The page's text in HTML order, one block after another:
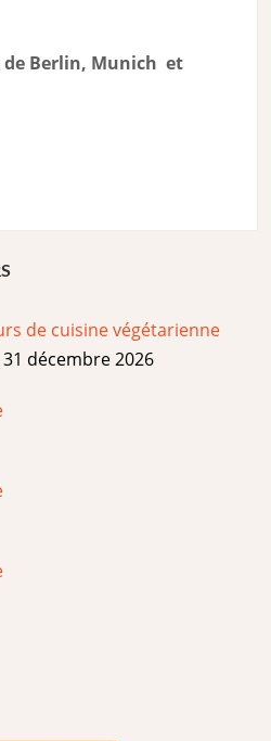
de Berlin, Munich et
de cuisine végétarienne
décembre 2026